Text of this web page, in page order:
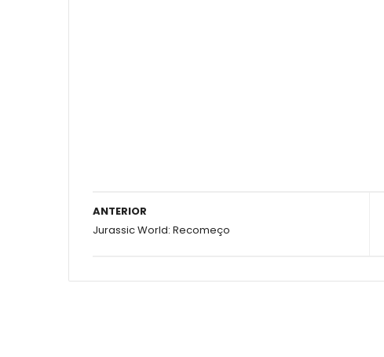
ANTERIOR
Jurassic World: Recomeço